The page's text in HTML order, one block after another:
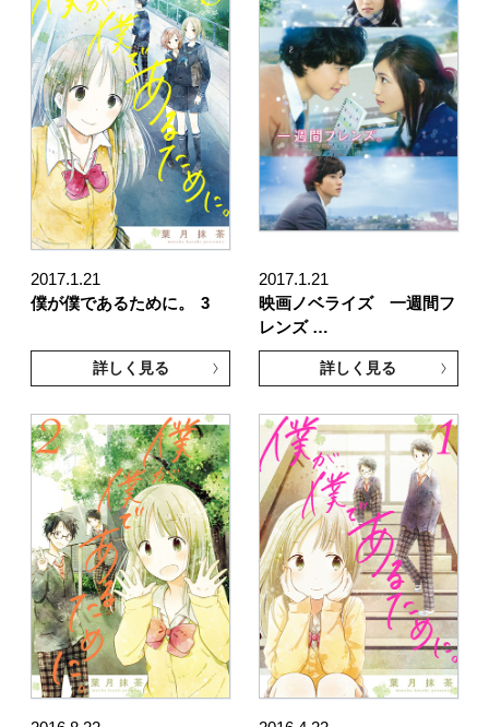
2017.1.21
僕が僕であるために。
3
詳しく見る
2017.1.21
映画ノベライズ 一週間フ
レンズ …
詳しく見る